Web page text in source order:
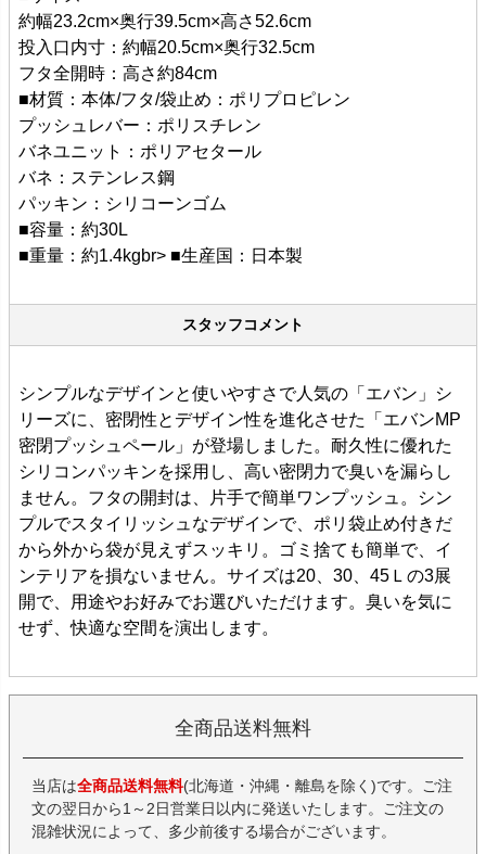
約幅23.2cm×奥行39.5cm×高さ52.6cm
投入口内寸：約幅20.5cm×奥行32.5cm
フタ全開時：高さ約84cm
■材質：本体/フタ/袋止め：ポリプロピレン
プッシュレバー：ポリスチレン
バネユニット：ポリアセタール
バネ：ステンレス鋼
パッキン：シリコーンゴム
■容量：約30L
■重量：約1.4kgbr> ■生産国：日本製
スタッフコメント
シンプルなデザインと使いやすさで人気の「エバン」シ
リーズに、密閉性とデザイン性を進化させた「エバンMP
密閉プッシュペール」が登場しました。耐久性に優れた
シリコンパッキンを採用し、高い密閉力で臭いを漏らし
ません。フタの開封は、片手で簡単ワンプッシュ。シン
プルでスタイリッシュなデザインで、ポリ袋止め付きだ
から外から袋が見えずスッキリ。ゴミ捨ても簡単で、イ
ンテリアを損ないません。サイズは20、30、45Ｌの3展
開で、用途やお好みでお選びいただけます。臭いを気に
せず、快適な空間を演出します。
全商品送料無料
当店は全商品送料無料(北海道・沖縄・離島を除く)です。ご注
文の翌日から1～2日営業日以内に発送いたします。ご注文の
混雑状況によって、多少前後する場合がございます。